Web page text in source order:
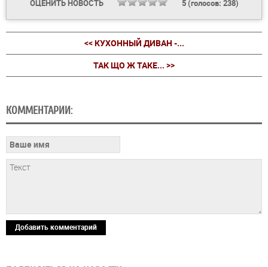
ОЦЕНИТЬ НОВОСТЬ 5(голосов: 238)
<< КУХОННЫЙ ДИВАН -...
ТАК ЩО Ж ТАКЕ... >>
КОММЕНТАРИИ:
Добавить комментарий